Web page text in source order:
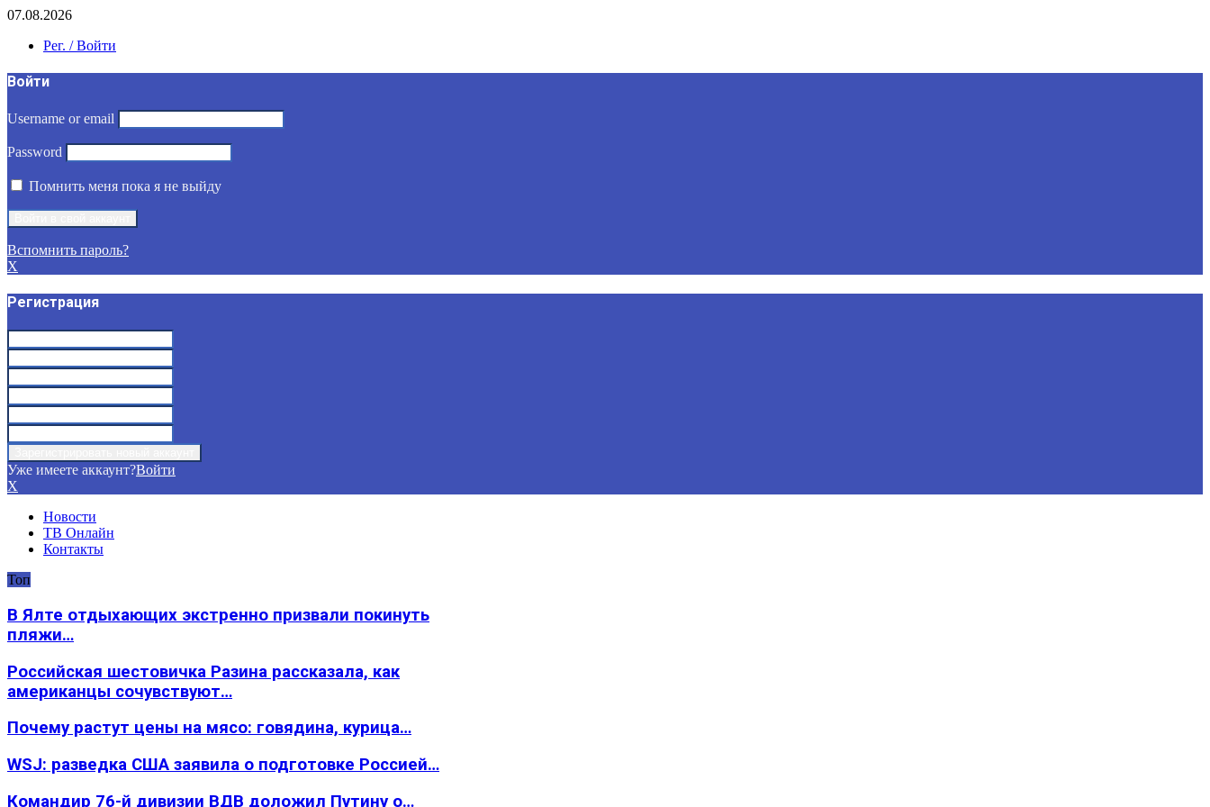
07.08.2026
Рег. / Войти
Войти
Username or email
Password
Помнить меня пока я не выйду
Вспомнить пароль?
X
Регистрация
Уже имеете аккаунт?Войти
X
Новости
ТВ Онлайн
Контакты
Топ
В Ялте отдыхающих экстренно призвали покинуть
пляжи…
Российская шестовичка Разина рассказала, как
американцы сочувствуют…
Почему растут цены на мясо: говядина, курица…
WSJ: разведка США заявила о подготовке Россией…
Командир 76-й дивизии ВДВ доложил Путину о…